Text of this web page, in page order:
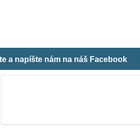
a napíšte nám na náš Facebook